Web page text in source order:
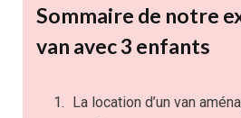
Sommaire de notre
van avec 3 enfants
La location d’un van